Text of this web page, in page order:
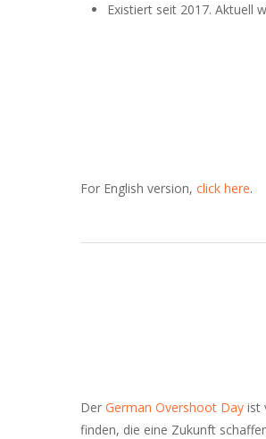
Existiert seit 2017. Aktuell
For English version,click here.
DerGerman Overshoot Day ist
finden, die eine Zukunft